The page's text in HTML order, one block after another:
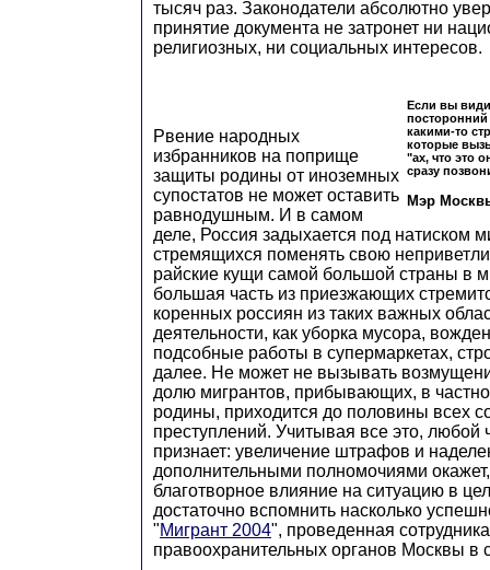
тысяч раз. Законодатели абсолютно
принятие документа не затронет ни
религиозных, ни социальных интересов.
Если вы
посторонний
какими-то
которые
"ах, что это
сразу
Мэр
Рвение народных
избранников на поприще
защиты родины от иноземных
супостатов не может оставить
равнодушным. И в самом
деле, Россия задыхается под натиском
стремящихся поменять свою
райские кущи самой большой страны в
большая часть из приезжающих
коренных россиян из таких важных
деятельности, как уборка мусора,
подсобные работы в супермаркетах,
далее. Не может не вызывать
долю мигрантов, прибывающих, в
родины, приходится до половины всех
преступлений. Учитывая все это, любой
признает: увеличение штрафов и
дополнительными полномочиями
благотворное влияние на ситуацию в
достаточно вспомнить насколько
"Мигрант 2004", проведенная
правоохранительных органов Москвы в